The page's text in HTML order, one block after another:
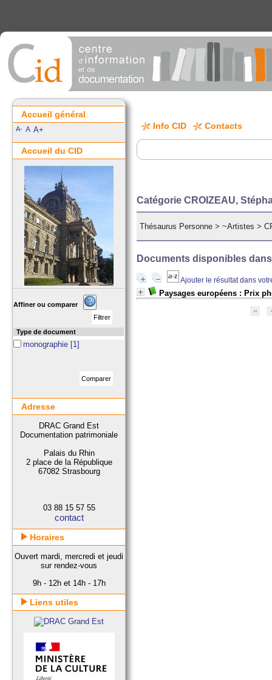
Info CID Contacts
Catégorie CROIZEAU,
Thésaurus Personne >~Artistes >
Documents disponibles
Ajouter le résultat dans
Paysages européens : Prix
Accueil général
A- A A+
Accueil du CID
Affiner ou comparer
Type de document
monographie [1]
Adresse
DRAC Grand Est
Documentation patrimoniale
Palais du Rhin
2 place de la République
67082 Strasbourg
03 88 15 57 55
contact
Horaires
Ouvert mardi, mercredi et jeudi
sur rendez-vous
9h - 12h et 14h - 17h
Liens utiles